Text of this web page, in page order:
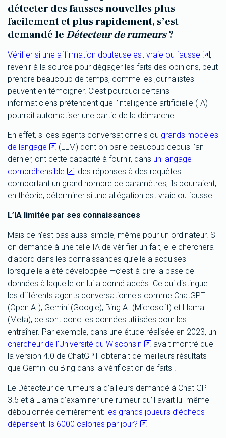
détecter des fausses nouvelles plus
facilement et plus rapidement, s’est
demandé leDétecteur de rumeurs?
Vérifier si une affirmation douteuse est vraie ou fausse
,
revenir à la source pour dégager les faits des opinions, peut
prendre beaucoup de temps, comme les journalistes
peuvent en témoigner. C’est pourquoi certains
informaticiens prétendent que l’intelligence artificielle (IA)
pourrait automatiser une partie de la démarche.
En effet, si ces agents conversationnels ou grands modèles
de langage
(LLM) dont on parle beaucoup depuis l’an
dernier, ont cette capacité à fournir, dans un langage
compréhensible
, des réponses à des requêtes
comportant un grand nombre de paramètres, ils pourraient,
en théorie, déterminer si une allégation est vraie ou fausse.
L’IA limitée par ses connaissances
Mais ce n’est pas aussi simple, même pour un ordinateur. Si
on demande à une telle IA de vérifier un fait, elle cherchera
d’abord dans les connaissances qu’elle a acquises
lorsqu’elle a été développée —c’est-à-dire la base de
données à laquelle on lui a donné accès. Ce qui distingue
les différents agents conversationnels comme ChatGPT
(Open AI), Gemini (Google), Bing AI (Microsoft) et Llama
(Meta), ce sont donc les données utilisées pour les
entraîner. Par exemple, dans une étude réalisée en 2023, un
chercheur de l'Université du Wisconsin
avait montré que
la version 4.0 de ChatGPT obtenait de meilleurs résultats
que Gemini ou Bing dans la vérification de faits .
Le Détecteur de rumeurs a d’ailleurs demandé à Chat GPT
3.5 et à Llama d’examiner une rumeur qu’il avait lui-même
déboulonnée dernièrement: les grands joueurs d’échecs
dépensent-ils 6000 calories par jour?